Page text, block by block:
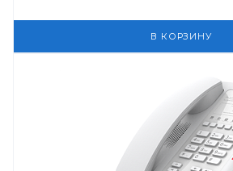
В КОРЗИНУ